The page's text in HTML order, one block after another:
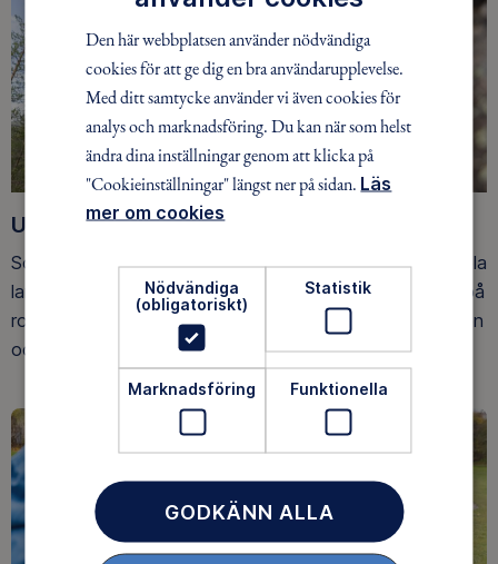
Upptäck nya äventyr
Som medlem har du tillgång till alla våra äventyr, över hela
landet. Våra ideella ledare guidar barn, unga och vuxna på
roliga och trygga äventyr i skogen, på vattnet, snön, isen
och på fjället.
Den här webbplatsen använder nödvändiga
cookies för att ge dig en bra användarupplevelse.
Med ditt samtycke använder vi även cookies för
analys och marknadsföring. Du kan när som helst
ändra dina inställningar genom att klicka på
"Cookieinställningar" längst ner på sidan. Läs
mer om cookies
Nödvändiga
(obligatoriskt)
Statistik
Marknadsföring Funktionella
GODKÄNN ALLA